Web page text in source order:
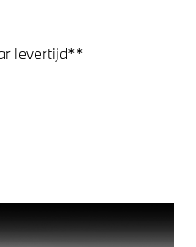
levertijd**